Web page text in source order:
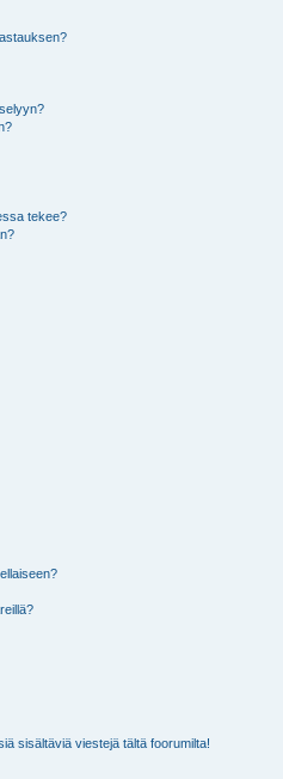
tekee?
sisältäviä viestejä tältä foorumilta!